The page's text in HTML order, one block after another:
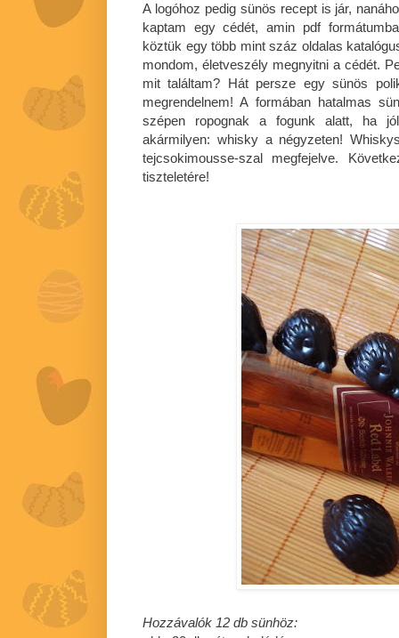
A logóhoz pedig sünös recept is jár,
kaptam egy cédét, amin pdf
köztük egy több mint száz oldalas
mondom, életveszély megnyitni a cédét.
mit találtam? Hát persze egy sünös
megrendelnem! A formában hatalmas
szépen ropognak a fogunk alatt, ha
akármilyen: whisky a négyzeten!
tejcsokimousse-szal megfejelve.
tiszteletére!
Hozzávalók 12 db sünhöz: